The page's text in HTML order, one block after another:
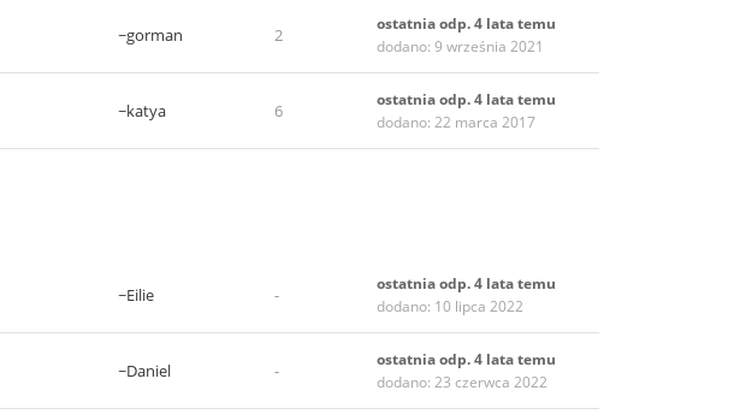
~gorman 2
ostatnia odp. 4 lata temu
dodano: 9 września 2021
~katya 6
ostatnia odp. 4 lata temu
dodano: 22 marca 2017
~Eilie -
ostatnia odp. 4 lata temu
dodano: 10 lipca 2022
~Daniel -
ostatnia odp. 4 lata temu
dodano: 23 czerwca 2022